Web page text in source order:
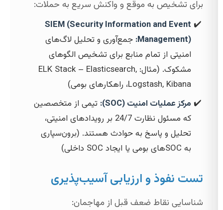
برای تشخیص به موقع و واکنش سریع به حملات:
SIEM (Security Information and Event
Management): جمع‌آوری و تحلیل لاگ‌های
امنیتی از تمام منابع برای تشخیص الگوهای
مشکوک. (مثال: ELK Stack – Elasticsearch,
Logstash, Kibana، راهکارهای بومی)
مرکز عملیات امنیت (SOC):
تیمی از متخصصین
که مسئول نظارت 24/7 بر رویدادهای امنیتی،
تحلیل و پاسخ به حوادث هستند. (برون‌سپاری
به SOC‌های بومی یا ایجاد SOC داخلی)
تست نفوذ و ارزیابی آسیب‌پذیری
شناسایی نقاط ضعف قبل از مهاجمان: